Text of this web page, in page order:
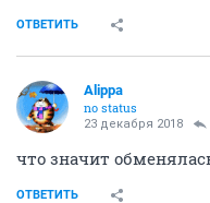
ОТВЕТИТЬ
Alippa
no status
23 декабря 2018
что значит
ОТВЕТИТЬ